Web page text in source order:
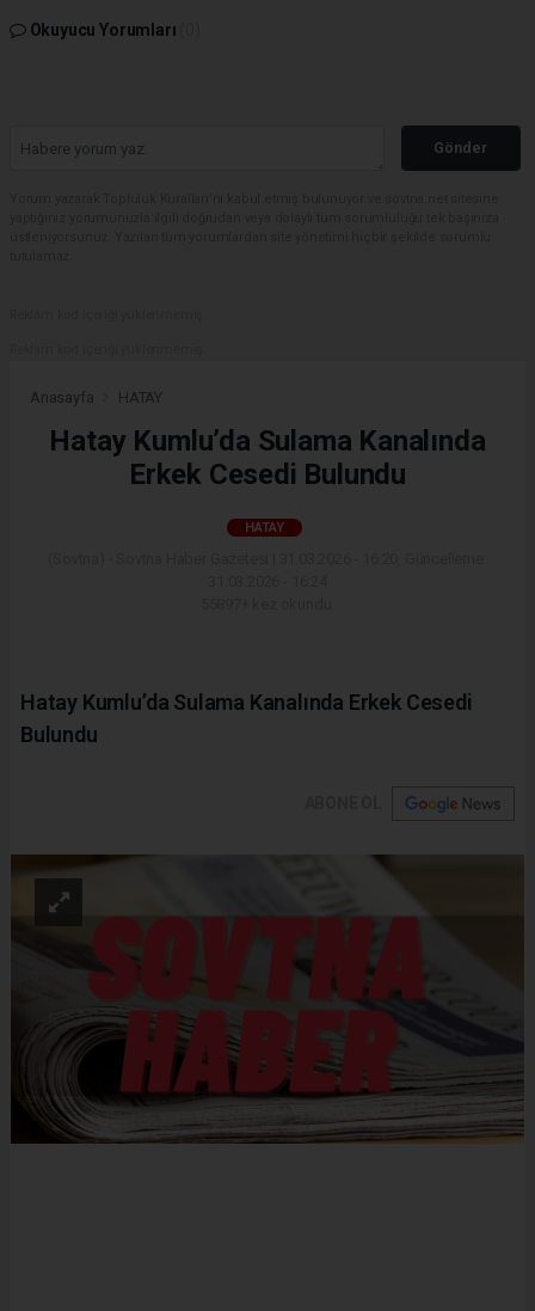
Okuyucu Yorumları
Gönder
Anasayfa HATAY
Hatay Kumlu’da Sulama Kanalında
Erkek Cesedi Bulundu
HATAY
Hatay Kumlu’da Sulama Kanalında Erkek Cesedi
Bulundu